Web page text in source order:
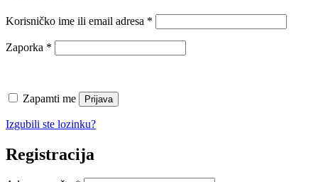
Korisničko ime ili email adresa *
Zaporka *
Zapamti me Prijava
Izgubili ste lozinku?
Registracija